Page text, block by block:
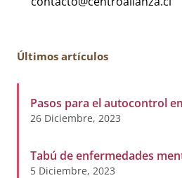
Últimos artículos
Pasos para el autocontrol
26 Diciembre, 2023
Tabú de enfermedades
5 Diciembre, 2023